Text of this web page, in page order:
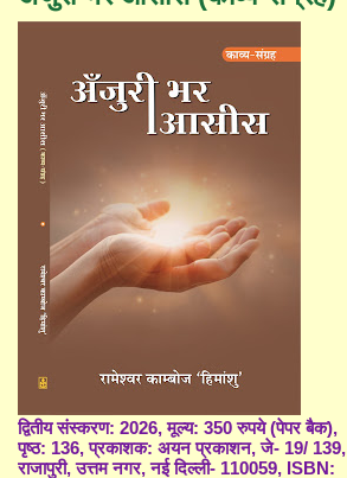
द्वितीय संस्करण: 2026, मूल्य: 350 रुपये (पेपर बैक),
पृष्ठ: 136, प्रकाशक: अयन प्रकाशन, जे- 19/ 139,
राजापुरी, उत्तम नगर, नई दिल्ली- 110059, ISBN: